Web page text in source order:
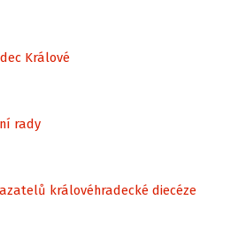
Králové
rady
královéhradecké diecéze